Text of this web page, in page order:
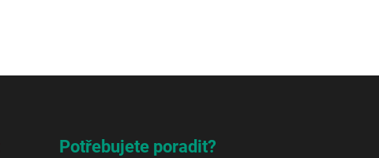
Potřebujete poradit?